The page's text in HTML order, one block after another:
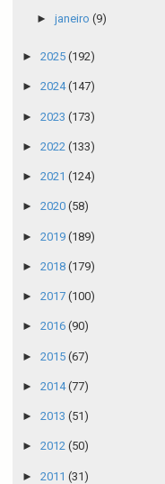
► janeiro (9)
► 2025 (192)
► 2024(147)
► 2023 (173)
► 2022 (133)
► 2021 (124)
► 2020 (58)
► 2019 (189)
► 2018 (179)
► 2017 (100)
► 2016 (90)
► 2015 (67)
► 2014(77)
► 2013 (51)
► 2012 (50)
► 2011 (31)